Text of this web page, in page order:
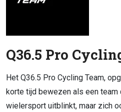
Q36.5 Pro
Het Q36.5 Pro Cycling Team,
korte tijd bewezen als een team
wielersport uitblinkt, maar zich